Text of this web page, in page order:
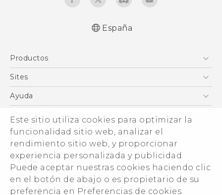
Este sitio utiliza cookies para optimizar la
funcionalidad sitio web, analizar el
rendimiento sitio web, y proporcionar
experiencia personalizada y publicidad.
Puede aceptar nuestras cookies haciendo clic
en el botón de abajo o es propietario de su
preferencia en Preferencias de cookies.
seguridad
English - Safety and regulatory guide
España
Productos
Smartphones
VIVE
Accesorios
Sites
HTC Vive
Inicio
Ayuda
eCommerce Support
About HTC
ESG
Información corporativa
Inversores (inglés)
Cookie Preferences
Trabaja con nosotros
© 2011-2026 HTC Corporation